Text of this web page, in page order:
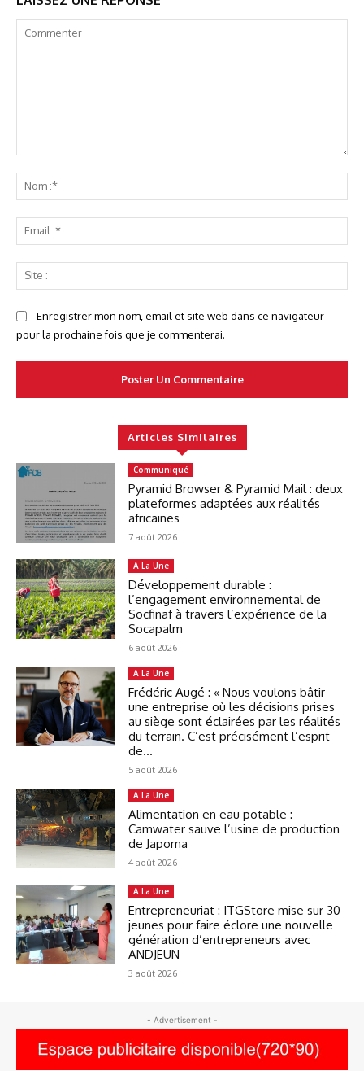
:*
:*
:
Enregistrer mon nom, email et site web dans ce navigateur
pour la prochaine fois que je commenterai.
Articles Similaires
Communiqué
Pyramid Browser & Pyramid Mail : deux
plateformes adaptées aux réalités
africaines
7 août 2026
A La Une
Développement durable :
l’engagement environnemental de
Socfinaf à travers l’expérience de la
Socapalm
6 août 2026
A La Une
Frédéric Augé : « Nous voulons bâtir
une entreprise où les décisions prises
au siège sont éclairées par les réalités
du terrain. C’est précisément l’esprit
de...
5 août 2026
A La Une
Alimentation en eau potable :
Camwater sauve l’usine de production
de Japoma
4 août 2026
A La Une
Entrepreneuriat : ITGStore mise sur 30
jeunes pour faire éclore une nouvelle
génération d’entrepreneurs avec
ANDJEUN
3 août 2026
- Advertisement -